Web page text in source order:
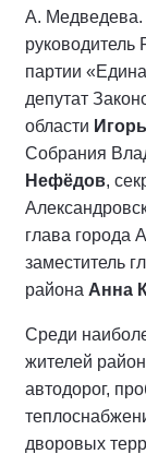
А. Медведева.
партии
депутат
области
Собрания
Нефёдов,
глава города
заместитель
района Анна
Среди
жителей
автодорог,
дворовых